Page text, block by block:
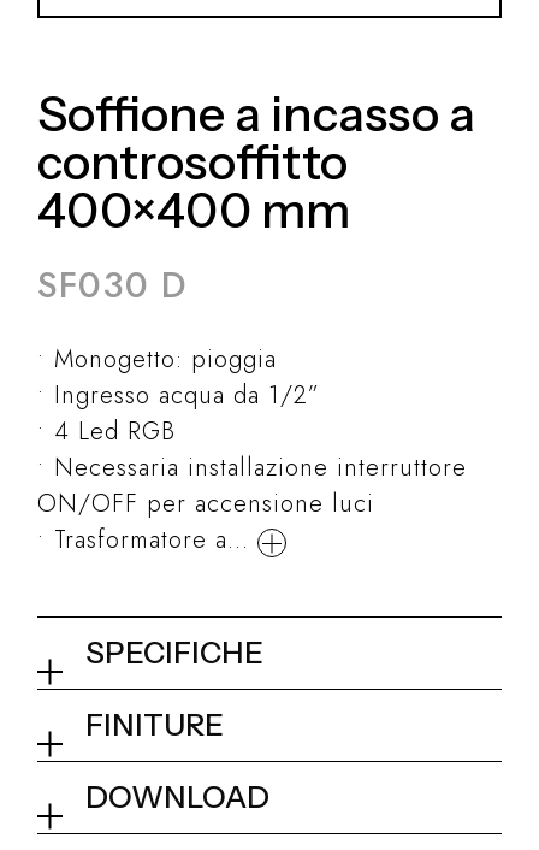
Soffione a incasso a
controsoffitto
400×400 mm
SF030 D
Monogetto: pioggia
Ingresso acqua da 1/2”
4 Led RGB
Necessaria installazione interruttore
ON/OFF per accensione luci
Trasformatore a...
SPECIFICHE
Soffione a incasso a
controsoffitto 400x400 mm
Collezione
FINITURE
02Q - Mirror Steel
DOWNLOAD
Dimensionale